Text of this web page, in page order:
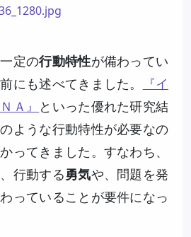
定の行動特性が備わってい
にも述べてきました。
『イ
Ａ』
といった優れた研究結
ような行動特性が必要なの
ってきました。すなわち、
行動する 勇気や、問題を発
っていることが要件になっ